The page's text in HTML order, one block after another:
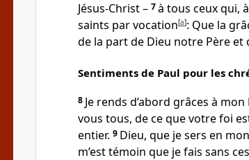
Jésus-Christ – 7à tous ceux qui,
saints par vocation[a]: Que la
de la part de Dieu notre Père et
Sentiments de Paul pour les
8 Je rends d’abord grâces à
vous tous, de ce que votre foi
entier. 9 Dieu, que je sers en
m’est témoin que je fais sans